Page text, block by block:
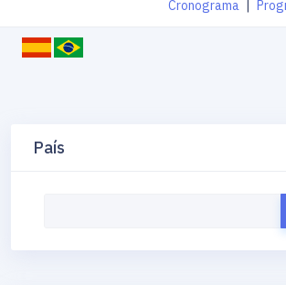
Cronograma
País